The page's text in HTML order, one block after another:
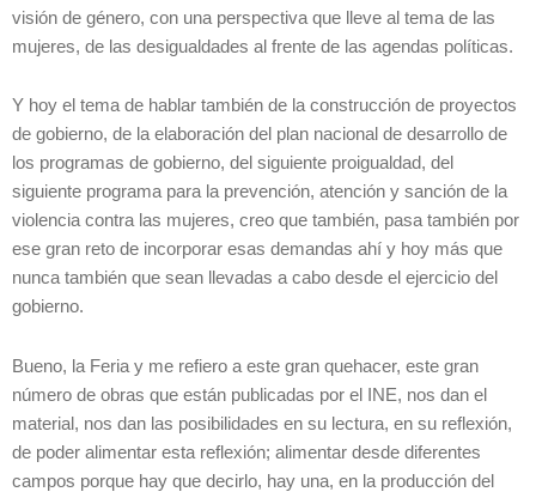
visión de género, con una perspectiva que lleve al tema de las
mujeres, de las desigualdades al frente de las agendas políticas.
Y hoy el tema de hablar también de la construcción de proyectos
de gobierno, de la elaboración del plan nacional de desarrollo de
los programas de gobierno, del siguiente proigualdad, del
siguiente programa para la prevención, atención y sanción de la
violencia contra las mujeres, creo que también, pasa también por
ese gran reto de incorporar esas demandas ahí y hoy más que
nunca también que sean llevadas a cabo desde el ejercicio del
gobierno.
Bueno, la Feria y me refiero a este gran quehacer, este gran
número de obras que están publicadas por el INE, nos dan el
material, nos dan las posibilidades en su lectura, en su reflexión,
de poder alimentar esta reflexión; alimentar desde diferentes
campos porque hay que decirlo, hay una, en la producción del